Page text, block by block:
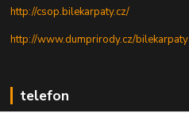
http://csop.bilekarpaty.cz/
http://www.dumprirody.cz/bilekarpaty
telefon